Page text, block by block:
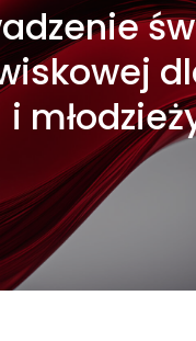
i